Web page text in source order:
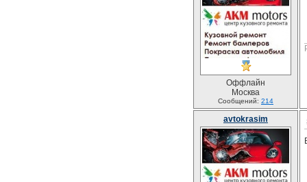
Оффлайн
Москва
Сообщений: 214
avtokrasim